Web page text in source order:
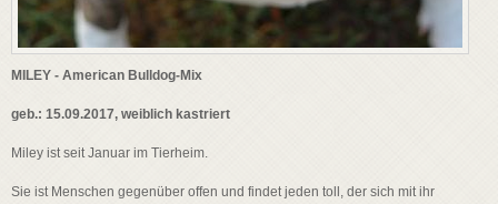
MILEY - American Bulldog-Mix
geb.: 15.09.2017, weiblich kastriert
Miley ist seit Januar im Tierheim.
Sie ist Menschen gegenüber offen und findet jeden toll, der sich mit ihr